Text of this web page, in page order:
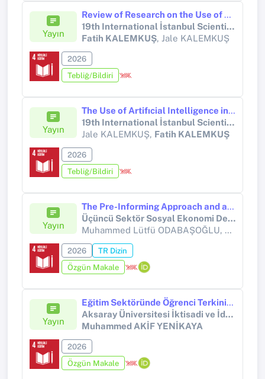
Yayın
Review of Research on the Use of Algorithms in Primary School Education: Bibliometric Analysis
19th International İstanbul Scientific Research Congress
Fatih KALEMKUŞ, Jale KALEMKUŞ
2026
Tebliğ/Bildiri
Yayın
The Use of Artifıcial Intelligence in Primary School: Bibliometric Analysis
19th International İstanbul Scientific Research Congress
Jale KALEMKUŞ, Fatih KALEMKUŞ
2026
Tebliğ/Bildiri
Yayın
The Pre-Informing Approach and a Synthesis of Existing Prompting Techniques for Improving Output Quality in Black-Box Large Language Models
Üçüncü Sektör Sosyal Ekonomi Dergisi
Muhammed Lütfü ODABAŞOĞLU,
2026
TR Dizin
Özgün Makale
Yayın
Eğitim Sektöründe Öğrenci Terkinin Tahmini: Makine Öğrenmesi Tabanlı Karşılaştırmalı Bir Analiz
Aksaray Üniversitesi İktisadi ve İdari Bilimler Fakültesi Dergisi
Muhammed AKİF YENİKAYA
2026
Özgün Makale